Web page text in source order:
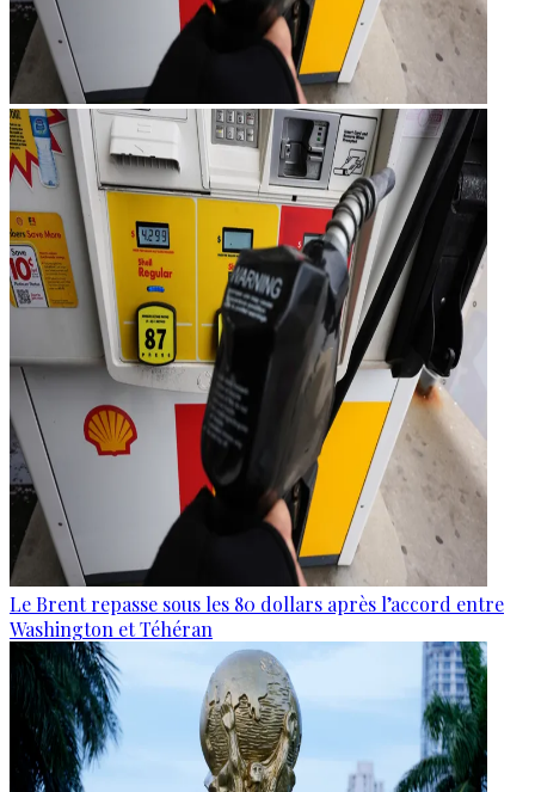
Le Brent repasse sous les 80 dollars après l’accord entre
Washington et Téhéran